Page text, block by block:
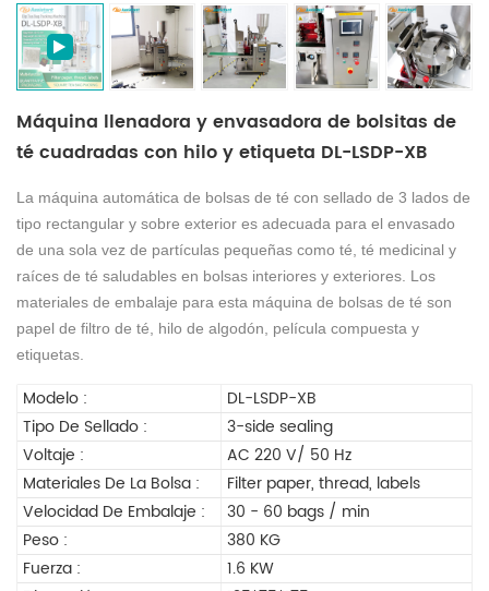
Máquina llenadora y envasadora de bolsitas de
té cuadradas con hilo y etiqueta DL-LSDP-XB
La máquina automática de bolsas de té con sellado de 3 lados de
tipo rectangular y sobre exterior es adecuada para el envasado
de una sola vez de partículas pequeñas como té, té medicinal y
raíces de té saludables en bolsas interiores y exteriores. Los
materiales de embalaje para esta máquina de bolsas de té son
papel de filtro de té, hilo de algodón, película compuesta y
etiquetas.
Modelo :
DL-LSDP-XB
Tipo De Sellado :
3-side sealing
Voltaje :
AC 220 V/ 50 Hz
Materiales De La Bolsa :
Filter paper, thread, labels
Velocidad De Embalaje :
30 - 60 bags / min
Peso :
380 KG
Fuerza :
1.6 KW